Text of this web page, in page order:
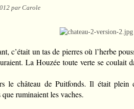
par Carole
c’était un tas de pierres où l’herbe
La Houzée toute verte se coulait
le château de Puitfonds. Il était plein
ruminaient les vaches.